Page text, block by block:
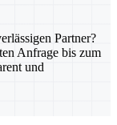
Partner?
Anfrage bis zum
und